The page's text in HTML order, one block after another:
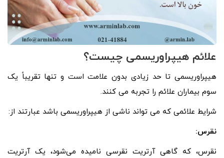
علائم هیپراوریسمی چیست؟
هیپراوریسمی تا حد زیادی بدون علامت است و تنها تقریباً یک
سوم بیماران علائم را تجربه می کنند.
شرایط علائمی که می تواند ناشی از هیپراوریسمی باشد عبارتند از:
نقرس:
نقرس، که گاهی آرتریت نقرسی نامیده می‌شود، یک آرتریت